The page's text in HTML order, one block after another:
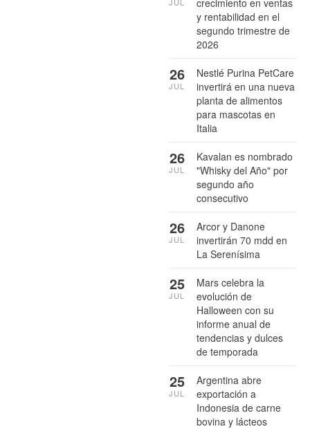
y rentabilidad en el
segundo trimestre de
2026
Nestlé Purina PetCare
invertirá en una nueva
planta de alimentos
para mascotas en
Italia
26
JUL
Kavalan es nombrado
"Whisky del Año" por
segundo año
consecutivo
26
JUL
Arcor y Danone
invertirán 70 mdd en
La Serenísima
26
JUL
Mars celebra la
evolución de
Halloween con su
informe anual de
tendencias y dulces
de temporada
25
JUL
Argentina abre
exportación a
Indonesia de carne
bovina y lácteos
25
JUL